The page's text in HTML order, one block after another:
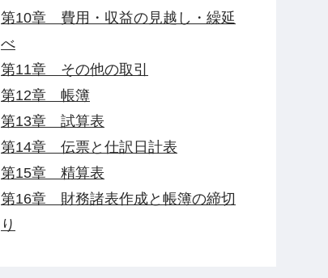
第10章 費用・収益の見越し・繰延
べ
第11章 その他の取引
第12章 帳簿
第13章 試算表
第14章 伝票と仕訳日計表
第15章 精算表
第16章 財務諸表作成と帳簿の締切
り